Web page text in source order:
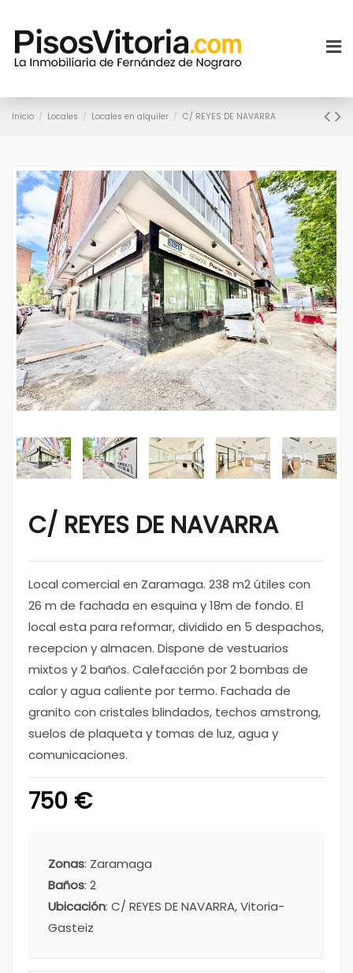
Inicio Locales Locales en alquiler C/ REYES DE NAVARRA
C/ REYES DE NAVARRA
Local comercial en Zaramaga. 238 m2 útiles con
26 m de fachada en esquina y 18m de fondo. El
local esta para reformar, dividido en 5 despachos,
recepcion y almacen. Dispone de vestuarios
mixtos y 2 baños. Calefacción por 2 bombas de
calor y agua caliente por termo. Fachada de
granito con cristales blindados, techos amstrong,
suelos de plaqueta y tomas de luz, agua y
comunicaciones.
750 €
Zonas: Zaramaga
Baños: 2
Ubicación: C/ REYES DE NAVARRA, Vitoria-
Gasteiz